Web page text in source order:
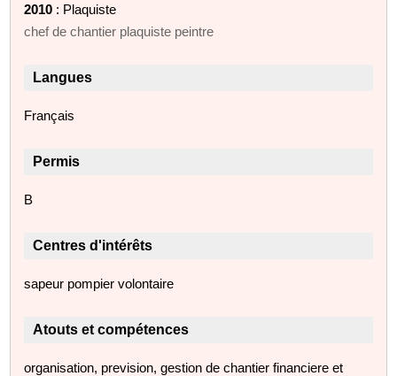
2010 : Plaquiste
chef de chantier plaquiste peintre
Langues
Français
Permis
B
Centres d'intérêts
sapeur pompier volontaire
Atouts et compétences
organisation, prevision, gestion de chantier financiere et